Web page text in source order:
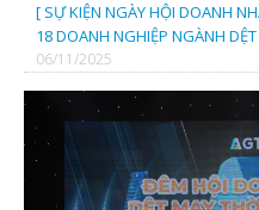
[ SỰ KIỆN NGÀY HỘI DOANH
18 DOANH NGHIỆP NGÀNH
06/11/2025